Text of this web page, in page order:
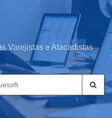
Varejistas e Atacadistas